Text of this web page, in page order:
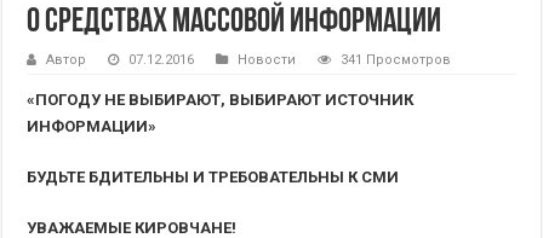
О средствах массовой информации
Автор 07.12.2016 Новости 341 Просмотров
«ПОГОДУ НЕ ВЫБИРАЮТ, ВЫБИРАЮТ ИСТОЧНИК
ИНФОРМАЦИИ»
БУДЬТЕ БДИТЕЛЬНЫ И ТРЕБОВАТЕЛЬНЫ К СМИ
УВАЖАЕМЫЕ КИРОВЧАНЕ!